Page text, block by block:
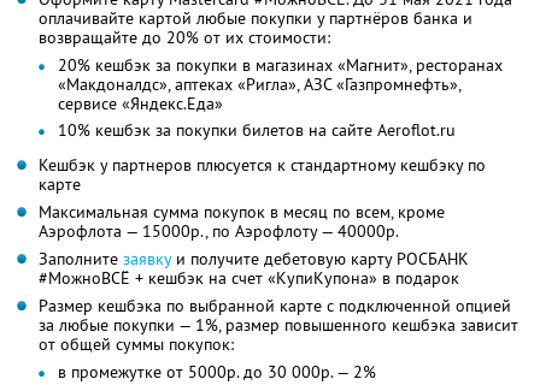
оплачивайте картой любые покупки у партнёров банка и
возвращайте до 20% от их стоимости:
20% кешбэк за покупки в магазинах «Магнит», ресторанах
«Макдоналдс», аптеках «Ригла», АЗС «Газпромнефть»,
сервисе «Яндекс.Еда»
10% кешбэк за покупки билетов на сайте Aeroflot.ru
Кешбэк у партнеров плюсуется к стандартному кешбэку по
карте
Максимальная сумма покупок в месяц по всем, кроме
Аэрофлота — 15000р., по Аэрофлоту — 40000р.
Заполните заявкуи получите дебетовую карту РОСБАНК
#МожноВСЁ + кешбэк на счет «КупиКупона» в подарок
Размер кешбэка по выбранной карте с подключенной опцией
за любые покупки — 1%, размер повышенного кешбэка зависит
от общей суммы покупок:
в промежутке от 5000р. до 30 000р. — 2%